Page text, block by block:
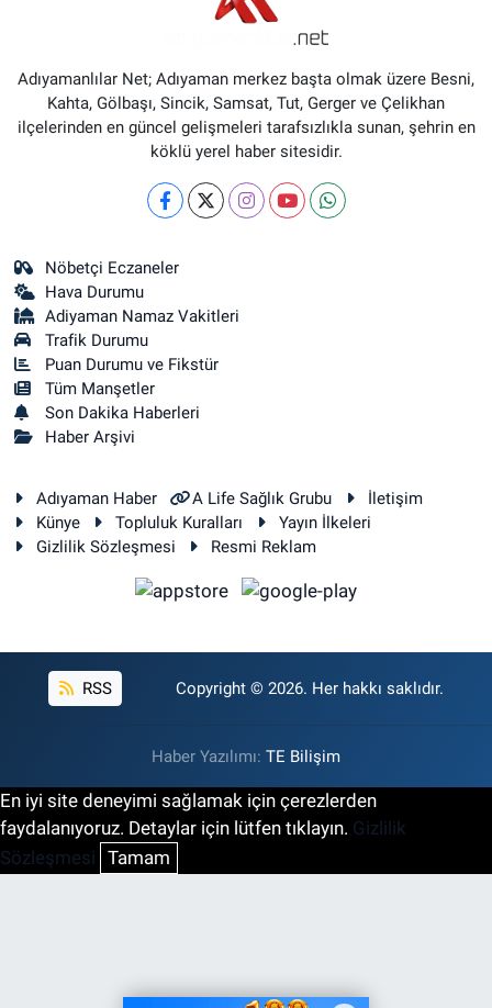
Adıyamanlılar Net; Adıyaman merkez başta olmak üzere Besni,
Kahta, Gölbaşı, Sincik, Samsat, Tut, Gerger ve Çelikhan
ilçelerinden en güncel gelişmeleri tarafsızlıkla sunan, şehrin en
köklü yerel haber sitesidir.
Nöbetçi Eczaneler
Hava Durumu
Adiyaman Namaz Vakitleri
Trafik Durumu
Puan Durumu ve Fikstür
Tüm Manşetler
Son Dakika Haberleri
Haber Arşivi
Adıyaman Haber A Life Sağlık Grubu
İletişim
Künye
Topluluk Kuralları
Yayın İlkeleri
Gizlilik Sözleşmesi
Resmi Reklam
RSS Copyright © 2026. Her hakkı saklıdır.
Haber Yazılımı: TE Bilişim
En iyi site deneyimi sağlamak için çerezlerden
faydalanıyoruz. Detaylar için lütfen tıklayın. Gizlilik
Sözleşmesi Tamam